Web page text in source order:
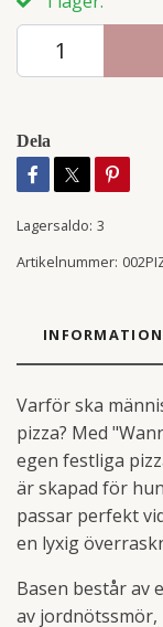
Dela
Lagersaldo: 3
Artikelnummer:
INFORMATION
Varför ska
pizza? Med
egen festliga
är skapad för
passar perfekt
en lyxig
Basen består av
av jordnötssmör,